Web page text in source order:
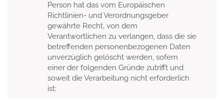
Person hat das vom Europäischen
Richtlinien- und Verordnungsgeber
gewährte Recht, von dem
Verantwortlichen zu verlangen, dass die sie
betreffenden personenbezogenen Daten
unverzüglich gelöscht werden, sofern
einer der folgenden Gründe zutrifft und
soweit die Verarbeitung nicht erforderlich
ist: